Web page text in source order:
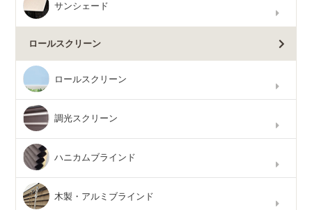
サンシェード
ロールスクリーン
ロールスクリーン
調光スクリーン
ハニカムブラインド
木製・アルミブラインド